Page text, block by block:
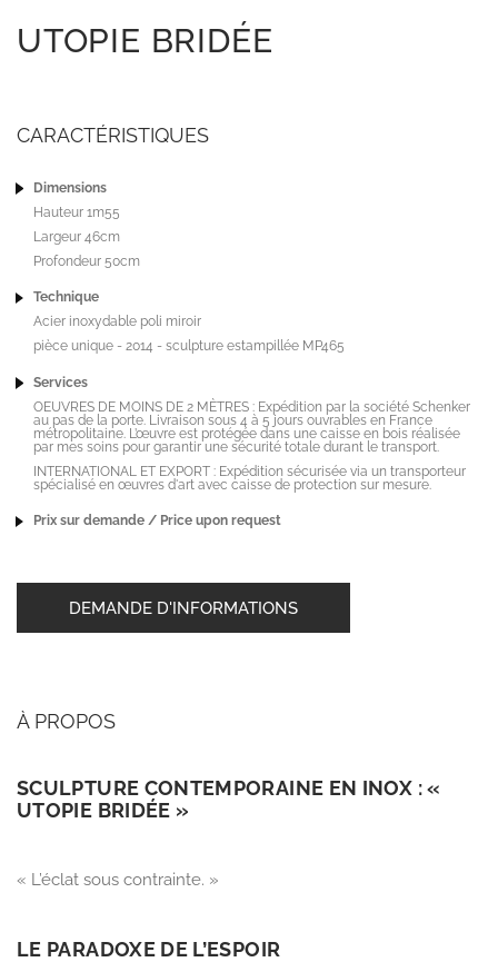
UTOPIE BRIDÉE
CARACTÉRISTIQUES
Dimensions
Hauteur 1m55
Largeur 46cm
Profondeur 50cm
Technique
Acier inoxydable poli miroir
pièce unique - 2014 - sculpture estampillée MP465
Services
OEUVRES DE MOINS DE 2 MÈTRES : Expédition par la société Schenker
au pas de la porte. Livraison sous 4 à 5 jours ouvrables en France
métropolitaine. L’œuvre est protégée dans une caisse en bois réalisée
par mes soins pour garantir une sécurité totale durant le transport.
INTERNATIONAL ET EXPORT : Expédition sécurisée via un transporteur
spécialisé en œuvres d'art avec caisse de protection sur mesure.
Prix sur demande / Price upon request
DEMANDE D'INFORMATIONS
À PROPOS
SCULPTURE CONTEMPORAINE EN INOX : «
UTOPIE BRIDÉE »
« L’éclat sous contrainte. »
LE PARADOXE DE L’ESPOIR